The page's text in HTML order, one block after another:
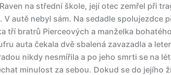
na střední škole, její otec zemřel při
autě nebyl sám. Na sedadle spolujezdce
tří bratrů Pierceových a manželka
auta čekala dvě sbalená zavazadla a
nikdy nesmířila a po jeho smrti se na
minulost za sebou. Dokud se do jejího